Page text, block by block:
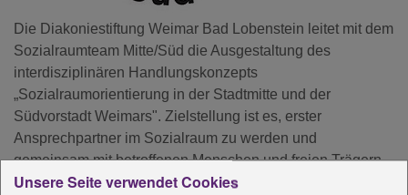
Die Diakoniestiftung Weimar Bad Lobenstein leitet mit dem
Sozialraumteam Mitte/Süd die Ausgestaltung des
interdisziplinären Handlungskonzepts
„Sozialraumorientierung in der Stadtmitte und der
Südvorstadt Weimars". Zielstellung ist es, erster
Ansprechpartner im Sozialraum zu werden und
gemeinsam mit betroffenen Menschen und freien Trägern,
Vereinen, Initiativen und Verbünden vor Ort passgenaue
Unsere Seite verwendet Cookies